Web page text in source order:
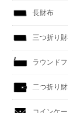
長財布
三つ折り
ラウンド
二つ折り
コインケ